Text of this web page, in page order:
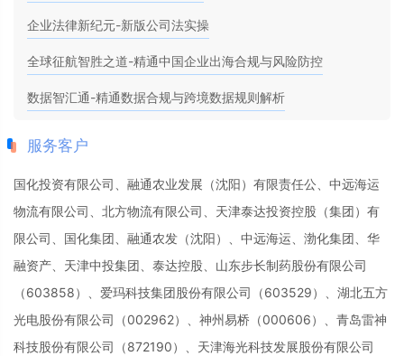
企业法律新纪元-新版公司法实操
全球征航智胜之道-精通中国企业出海合规与风险防控
数据智汇通-精通数据合规与跨境数据规则解析
服务客户
国化投资有限公司、融通农业发展（沈阳）有限责任公、中远海运
物流有限公司、北方物流有限公司、天津泰达投资控股（集团）有
限公司、国化集团、融通农发（沈阳）、中远海运、渤化集团、华
融资产、天津中投集团、泰达控股、山东步长制药股份有限公司
（603858）、爱玛科技集团股份有限公司（603529）、湖北五方
光电股份有限公司（002962）、神州易桥（000606）、青岛雷神
科技股份有限公司（872190）、天津海光科技发展股份有限公司